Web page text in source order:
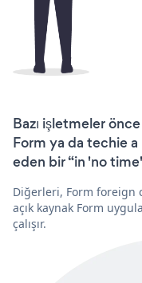
Bazı işletmeler
Form ya da techie
eden bir “in 'no
Diğerleri, Form foreign
açık kaynak Form
çalışır.